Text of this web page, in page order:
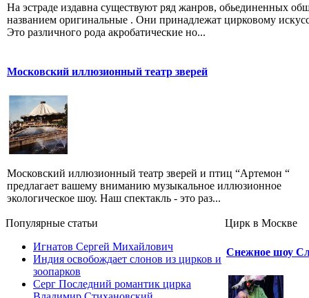
На эстраде издавна существуют ряд жанров, обьединенных
названием оригинальные . Они принадлежат цирковому
Это различного рода акробатические но...
Московский иллюзионный театр зверей
Московский иллюзионный театр зверей и птиц “Артемон “
предлагает вашему вниманию музыкальное иллюзионное
экологическое шоу. Наш спектакль - это раз...
Популярные cтатьи
Игнатов Сергей Михайлович
Индия освобождает слонов из цирков и
зоопарков
Серг Последний романтик цирка
Цирк в Москве
Снежное шоу